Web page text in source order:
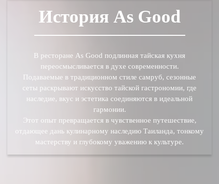
История As Good
В ресторане As Good подлинная тайская кухня
переосмысливается в духе современности.
Подаваемые в традиционном стиле самруб, сезонные
сеты раскрывают искусство тайской гастрономии, где
наследие, вкус и эстетика соединяются в идеальной
гармонии.
Этот опыт превращается в чувственное путешествие,
отдающее дань кулинарному наследию Таиланда, тонкому
мастерству и глубокому уважению к культуре.